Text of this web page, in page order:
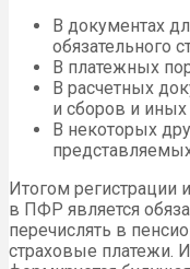
В документах
обязательного
В платежных
В расчетных
и сборов и
В некоторых
Итогом регистрации
в ПФР является
перечислять в
страховые платежи.